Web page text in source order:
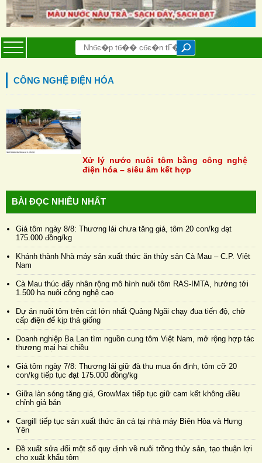
CÔNG NGHỆ ĐIỆN HÓA
Xử lý nước nuôi tôm bằng công nghệ
điện hóa – siêu âm kết hợp
BÀI ĐỌC NHIỀU NHẤT
Giá tôm ngày 8/8: Thương lái chưa tăng giá, tôm 20 con/kg đạt
175.000 đồng/kg
Khánh thành Nhà máy sản xuất thức ăn thủy sản Cà Mau – C.P. Việt
Nam
Cà Mau thúc đẩy nhân rộng mô hình nuôi tôm RAS-IMTA, hướng tới
1.500 ha nuôi công nghệ cao
Dự án nuôi tôm trên cát lớn nhất Quảng Ngãi chạy đua tiến độ, chờ
cấp điện để kịp thả giống
Doanh nghiệp Ba Lan tìm nguồn cung tôm Việt Nam, mở rộng hợp tác
thương mại hai chiều
Giá tôm ngày 7/8: Thương lái giữ đà thu mua ổn định, tôm cỡ 20
con/kg tiếp tục đạt 175.000 đồng/kg
Giữa làn sóng tăng giá, GrowMax tiếp tục giữ cam kết không điều
chỉnh giá bán
Cargill tiếp tục sản xuất thức ăn cá tại nhà máy Biên Hòa và Hưng
Yên
Đề xuất sửa đổi một số quy định về nuôi trồng thủy sản, tạo thuận lợi
cho xuất khẩu tôm